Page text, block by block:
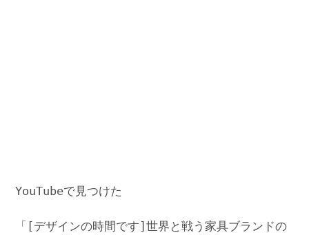
YouTubeで見つけた
「[デザインの時間です]世界と戦う家具ブランドの